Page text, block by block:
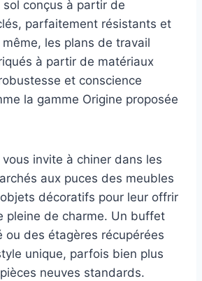
conçus à partir de
parfaitement résistants et
les plans de travail
à partir de matériaux
et conscience
la gamme Origine proposée
invite à chiner dans les
aux puces des meubles
décoratifs pour leur offrir
pleine de charme. Un buffet
ou des étagères récupérées
unique, parfois bien plus
neuves standards.